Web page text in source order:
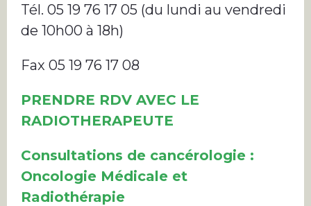
Tél. 05 19 76 17 05 (du lundi au vendredi
de 10h00 à 18h)
Fax 05 19 76 17 08
PRENDRE RDV AVEC LE
RADIOTHERAPEUTE
Consultations de cancérologie :
Oncologie Médicale et
Radiothérapie